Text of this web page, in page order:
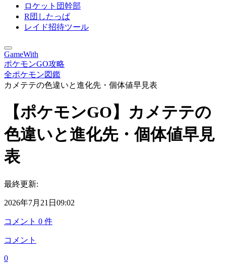
ロケット団幹部
R団したっぱ
レイド招待ツール
GameWith
ポケモンGO攻略
全ポケモン図鑑
カメテテの色違いと進化先・個体値早見表
【ポケモンGO】カメテテの
色違いと進化先・個体値早見
表
最終更新:
2026年7月21日09:02
コメント 0 件
コメント
0